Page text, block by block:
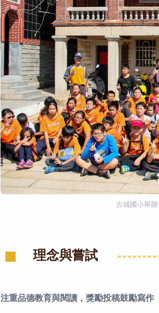
古城國小舉
理念與嘗試
注重品德教育與閱讀，獎勵投稿鼓勵寫作